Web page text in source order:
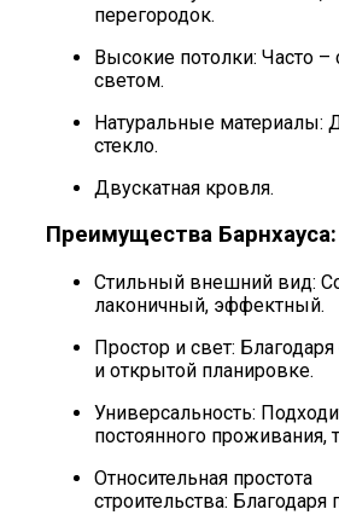
перегородок.
Высокие потолки: Часто
светом.
Натуральные материалы:
стекло.
Двускатная кровля.
Преимущества Барнхауса:
Стильный внешний вид:
лаконичный, эффектный.
Простор и свет:
и открытой планировке.
Универсальность:
постоянного проживания,
Относительная простота
строительства: